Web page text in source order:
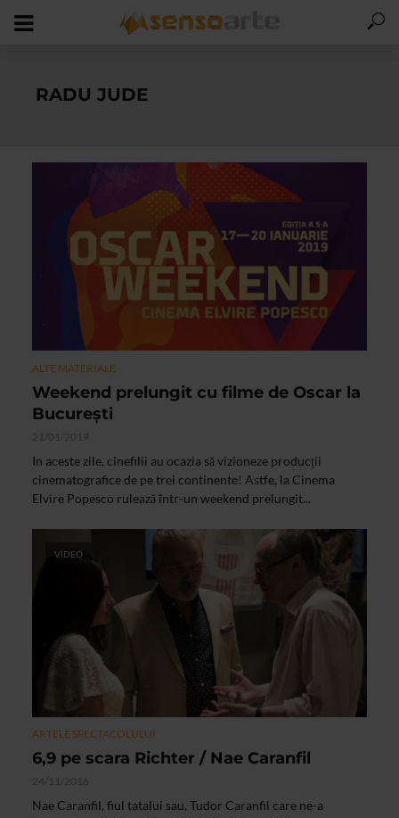
RADU JUDE
ALTE MATERIALE
Weekend prelungit cu filme de Oscar la
București
21/01/2019
In aceste zile, cinefilii au ocazia să vizioneze producții
cinematografice de pe trei continente! Astfe, la Cinema
Elvire Popesco rulează într-un weekend prelungit...
VIDEO
ARTELE SPECTACOLULUI
6,9 pe scara Richter / Nae Caranfil
24/11/2016
Nae Caranfil, fiul tatalui sau, Tudor Caranfil care ne-a